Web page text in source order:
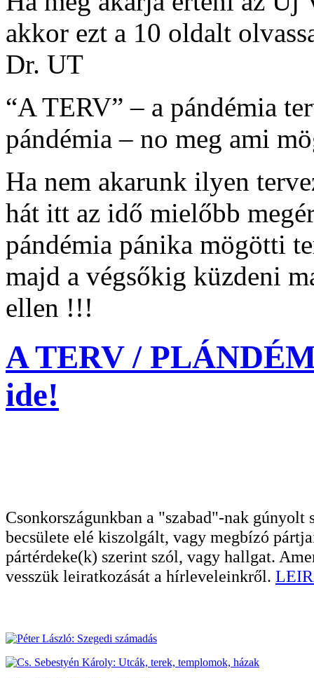
akkor ezt a 10 oldalt
Dr. UT
“A TERV” – a pándémia
pándémia – no meg ami
Ha nem akarunk ilyen
hát itt az idő mielőbb
pándémia pánika mögötti
majd a végsőkig küzdeni
ellen !!!
A TERV /
ide!
Csonkországunkban a "szabad"-nak
becsülete elé kiszolgált, vagy megbízó
pártérdeke(k) szerint szól, vagy hallgat.
vesszük leiratkozását a hírleveleinkről.